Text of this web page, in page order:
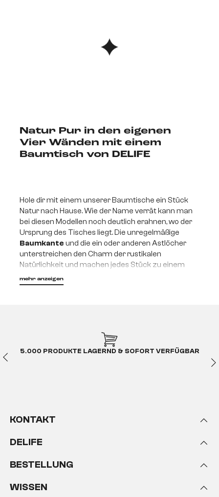
Natur Pur in den eigenen
Vier Wänden mit einem
Baumtisch von DELIFE
Hole dir mit einem unserer Baumtische ein Stück
Natur nach Hause. Wie der Name verrät kann man
bei diesen Modellen noch deutlich erahnen, wo der
Ursprung des Tisches liegt. Die unregelmäßige
Baumkante und die ein oder anderen Astlöcher
unterstreichen den Charm der rustikalen
Natürlichkeit und machen jedes Stück zu einem
wunderbaren Unikat. Unebenheiten, Risse und
abweichende Maße sind hier keineswegs ein Makel,
Bei unseren Baumtischen arbeiten wir ganz eng mit
dem besten Designer überhaupt zusammen – sein
mehr anzeigen
5.000 PRODUKTE LAGERND & SOFORT VERFÜGBAR
KONTAKT
DELIFE
BESTELLUNG
WISSEN